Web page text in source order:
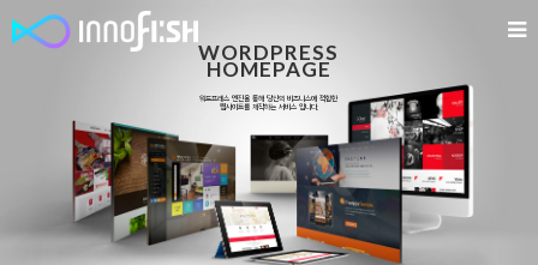
WORDPRESS
HOMEPAGE
워드프레스 엔진을 통해 당신의 비즈니스에 적합한
웹사이트를 제작하는 서비스 입니다.